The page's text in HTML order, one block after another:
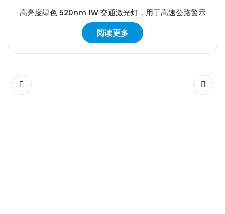
高亮度绿色 520nm 1W 交通激光灯，用于高速公路警示
阅读更多